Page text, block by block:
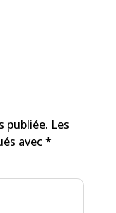
publiée. Les
avec*